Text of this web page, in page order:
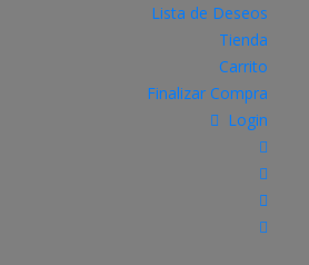
Lista de Deseos
Tienda
Carrito
Finalizar Compra
Login